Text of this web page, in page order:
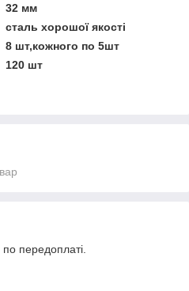
32 мм
сталь хорошої якості
8 шт,кожного по 5шт
120 шт
по передоплаті.